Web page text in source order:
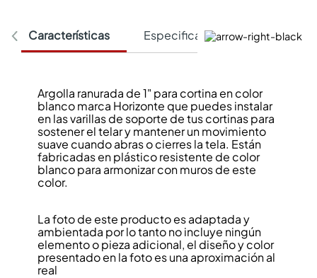
Características Especificaciones Técnicas
Argolla ranurada de 1" para cortina en color
blanco marca Horizonte que puedes instalar
en las varillas de soporte de tus cortinas para
sostener el telar y mantener un movimiento
suave cuando abras o cierres la tela. Están
fabricadas en plástico resistente de color
blanco para armonizar con muros de este
color.
La foto de este producto es adaptada y
ambientada por lo tanto no incluye ningún
elemento o pieza adicional, el diseño y color
presentado en la foto es una aproximación al
real